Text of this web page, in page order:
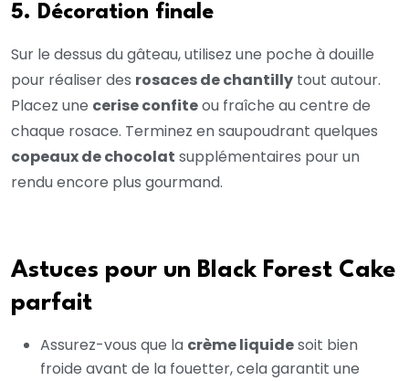
5. Décoration finale
Sur le dessus du gâteau, utilisez une poche à douille
pour réaliser des rosaces de chantilly tout autour.
Placez une cerise confiteou fraîche au centre de
chaque rosace. Terminez en saupoudrant quelques
copeaux de chocolat supplémentaires pour un
rendu encore plus gourmand.
Astuces pour un Black Forest Cake
parfait
Assurez-vous que la crème liquidesoit bien
froide avant de la fouetter, cela garantit une